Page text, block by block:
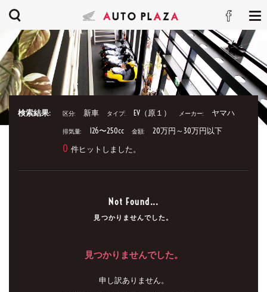
検索結果: 区分: 新車 タイプ: EV（原１） メーカー: ヤマハ
排気量: 126〜250cc 金額: 20万円～30万円以下
0 件ヒットしました。
Not Found...
見つかりませんでした。
見つかりませんでした。
申し訳ありません。